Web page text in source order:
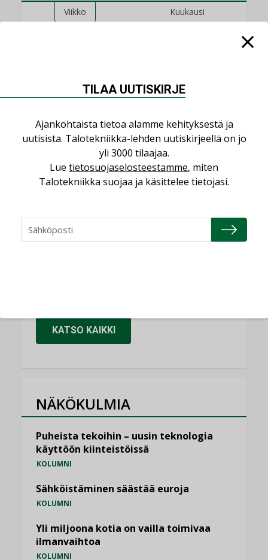
Viikko Kuukausi
”Asiakkaat hakevat kumppaneita, jotka
saman katon alle”
AJANKOHTAISTA
Sähköistyminen kasvaa voimakkaasti:
”Tulevat kilpailuedut syntyvät, kun
erilliset teknologiat tuodaan yhteen”
Puutteellinen eristys lisää lämpöhäviöitä
LEHDEN ARTIKKELIT
KATSO KAIKKI
NÄKÖKULMIA
Puheista tekoihin – uusin teknologia
käyttöön kiinteistöissä
KOLUMNI
Sähköistäminen säästää euroja
KOLUMNI
Yli miljoona kotia on vailla toimivaa
ilmanvaihtoa
KOLUMNI
TILAA UUTISKIRJE
Ajankohtaista tietoa alamme kehityksestä ja
uutisista. Talotekniikka-lehden uutiskirjeellä on jo
yli 3000 tilaajaa.
Lue tietosuojaselosteestamme, miten
Talotekniikka suojaa ja käsittelee tietojasi.